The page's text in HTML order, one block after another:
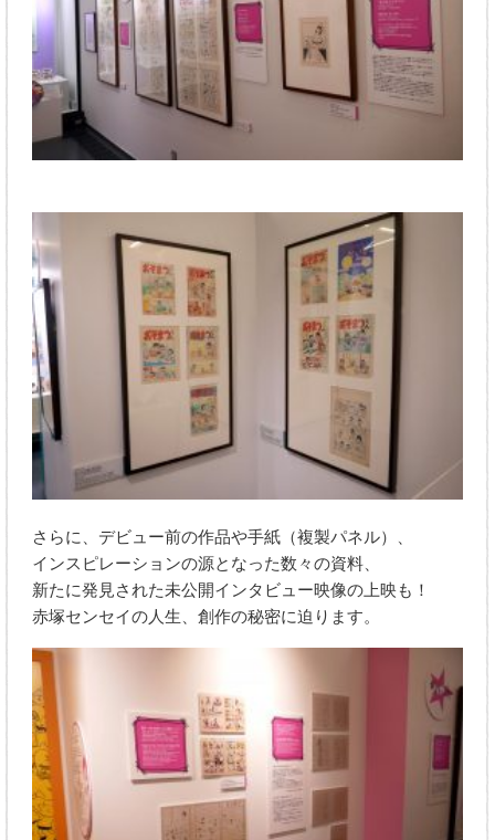
さらに、デビュー前の作品や手紙（複製パネル）、
インスピレーションの源となった数々の資料、
新たに発見された未公開インタビュー映像の上映も！
赤塚センセイの人生、創作の秘密に迫ります。